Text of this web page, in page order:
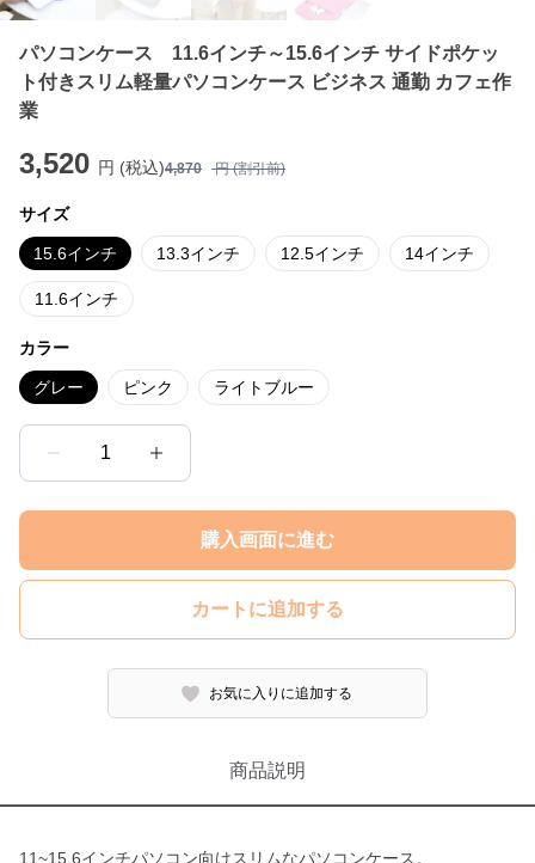
パソコンケース 11.6インチ～15.6インチ サイドポケッ
ト付きスリム軽量パソコンケース ビジネス 通勤 カフェ作
業
3,520 円 (税込)4,870 円 (割引前)
サイズ
15.6インチ 13.3インチ 12.5インチ 14インチ
11.6インチ
カラー
グレー ピンク ライトブルー
1
購入画面に進む
カートに追加する
お気に入りに追加する
商品説明
11~15.6インチパソコン向けスリムなパソコンケース。